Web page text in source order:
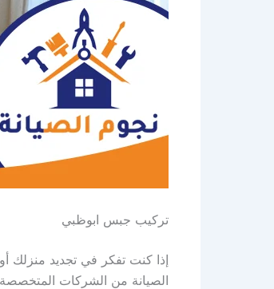
تركيب جبس ابوظبي
إذا كنت تفكر في تجديد منزلك
الصيانة من الشركات